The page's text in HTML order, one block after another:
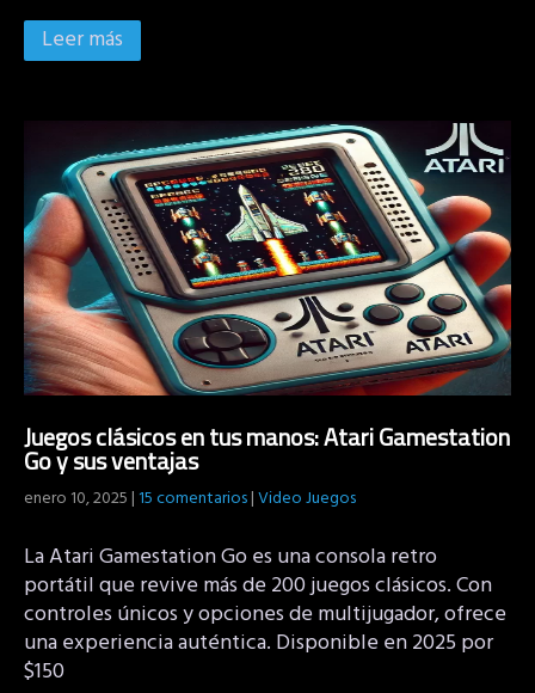
Leer más
Juegos clásicos en tus manos: Atari Gamestation
Go y sus ventajas
enero 10, 2025|15 comentarios|Video Juegos
La Atari Gamestation Go es una consola retro
portátil que revive más de 200 juegos clásicos. Con
controles únicos y opciones de multijugador, ofrece
una experiencia auténtica. Disponible en 2025 por
$150